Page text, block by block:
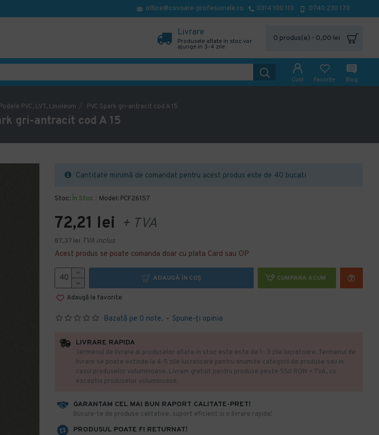
office@covoare-profesionale.ro 0314 100 110 0740 230 170
Livrare
Produsele aflate in stoc vor
ajunge in 3-4 zile
0 produs(e) - 0,00 lei
Cont Favorite Blog
Podele PVC, LVT, Linoleum PVC Spark gri-antracit cod A 15
gri-antracit cod A 15
Stoc: În Stoc Model: PCF26157
Bazată pe 0 note. - Spune-ţi opinia
72,21 lei + TVA
87,37 lei TVA inclus
Acest produs se poate comanda doar cu plata Card sau OP
ADAUGĂ ÎN COŞ CUMPARA ACUM
Adaugă la favorite
Cantitate minimă de comandat pentru acest produs este de 40 bucati
GARANTAM CEL MAI BUN RAPORT CALITATE-PRET!
​Bucura-te de produse calitative, suport eficient si o livrare rapida!
PRODUSUL POATE FI RETURNAT!
LIVRARE RAPIDA
Termenul de livrare al produselor aflate in stoc este este de 1- 3 zile lucratoare. Termenul de
livrare se poate extinde la 4-5 zile lucratoare pentru anumite categorii de produse sau in
cazul produselor voluminoase. Livram gratuit pentru produse peste 550 RON + TVA, cu
exceptia produselor voluminoase.